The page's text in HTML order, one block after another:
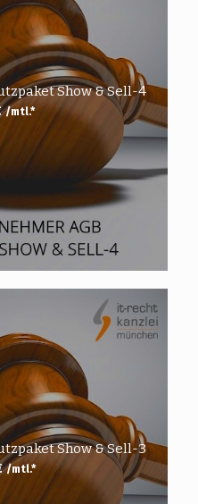
Show & Sell-4
/mtl.*
Show & Sell-3
/mtl.*